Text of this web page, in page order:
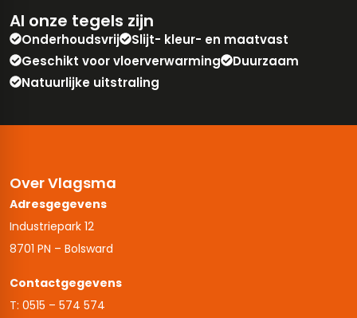
Al onze tegels zijn
Onderhoudsvrij
Slijt- kleur- en maatvast
Geschikt voor vloerverwarming
Duurzaam
Natuurlijke uitstraling
Over Vlagsma
Adresgegevens
Industriepark 12
8701 PN – Bolsward
Contactgegevens
T: 0515 – 574 574